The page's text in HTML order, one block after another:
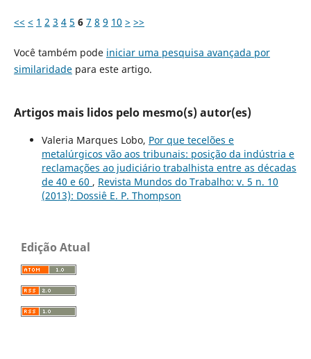
<< < 1 2 3 4 5 6 7 8 9 10 > >>
Você também pode iniciar uma pesquisa avançada por
similaridadepara este artigo.
Artigos mais lidos pelo mesmo(s) autor(es)
Valeria Marques Lobo, Por que tecelões e
metalúrgicos vão aos tribunais: posição da indústria e
reclamações ao judiciário trabalhista entre as décadas
de 40 e 60 , Revista Mundos do Trabalho: v. 5 n. 10
(2013): Dossiê E. P. Thompson
Edição Atual